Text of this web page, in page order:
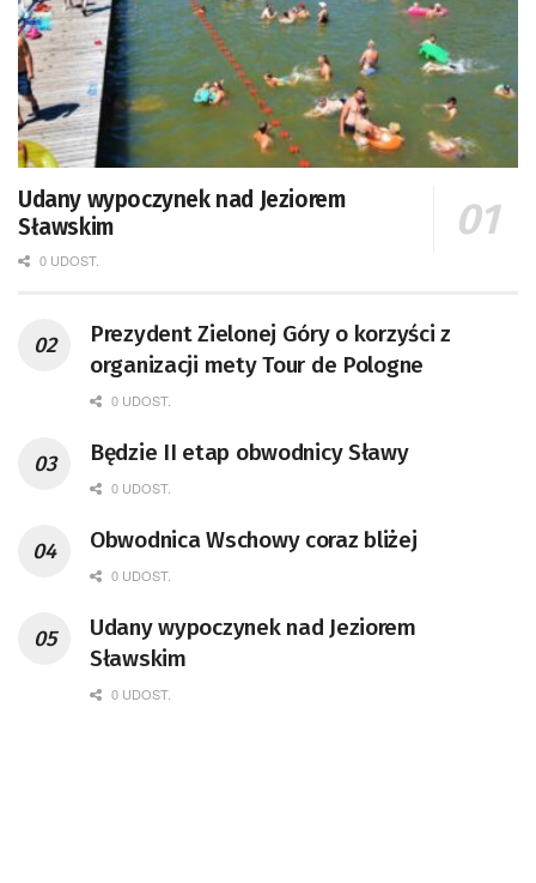
Udany wypoczynek nad Jeziorem
Sławskim
0 UDOST.
Prezydent Zielonej Góry o korzyści z
organizacji mety Tour de Pologne
0 UDOST.
Będzie II etap obwodnicy Sławy
0 UDOST.
Obwodnica Wschowy coraz bliżej
0 UDOST.
Udany wypoczynek nad Jeziorem
Sławskim
0 UDOST.